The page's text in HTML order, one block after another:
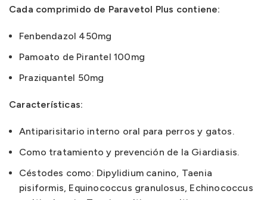
Cada comprimido de Paravetol Plus contiene:
Fenbendazol 450mg
Pamoato de Pirantel 100mg
Praziquantel 50mg
Características:
Antiparisitario interno oral para perros y gatos.
Como tratamiento y prevención de la Giardiasis.
Céstodes como: Dipylidium canino, Taenia
pisiformis, Equinococcus granulosus, Echinococcus